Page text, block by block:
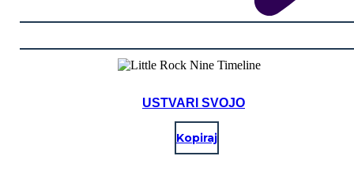
USTVARI SVOJO
Kopiraj